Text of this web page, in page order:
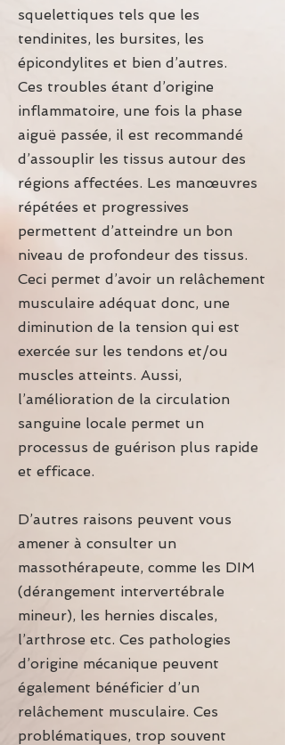
squelettiques tels que les
tendinites, les bursites, les
épicondylites et bien d’autres.
Ces troubles étant d’origine
inflammatoire, une fois la phase
aiguë passée, il est recommandé
d’assouplir les tissus autour des
régions affectées. Les manœuvres
répétées et progressives
permettent d’atteindre un bon
niveau de profondeur des tissus.
Ceci permet d’avoir un relâchement
musculaire adéquat donc, une
diminution de la tension qui est
exercée sur les tendons et/ou
muscles atteints. Aussi,
l’amélioration de la circulation
sanguine locale permet un
processus de guérison plus rapide
et efficace.
D’autres raisons peuvent vous
amener à consulter un
massothérapeute, comme les DIM
(dérangement intervertébrale
mineur), les hernies discales,
l’arthrose etc. Ces pathologies
d’origine mécanique peuvent
également bénéficier d’un
relâchement musculaire. Ces
problématiques, trop souvent